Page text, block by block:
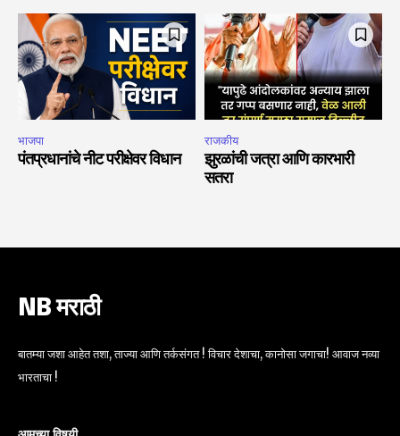
भाजपा
पंतप्रधानांचे नीट परीक्षेवर विधान
राजकीय
झुरळांची जत्रा आणि कारभारी
सतरा
NB मराठी
बातम्या जशा आहेत तशा, ताज्या आणि तर्कसंगत ! विचार देशाचा, कानोसा जगाचा! आवाज नव्या
भारताचा !